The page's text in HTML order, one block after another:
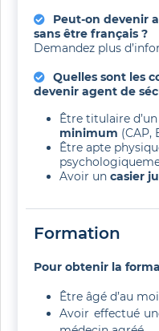
Peut-on devenir
sans être français ?
Demandez plus
Quelles sont les
devenir agent de
Être titulaire d’un
minimum (CAP,
Être apte
Avoir un casier
Formation
Pour obtenir la
Être âgé d’au
Avoir effectué